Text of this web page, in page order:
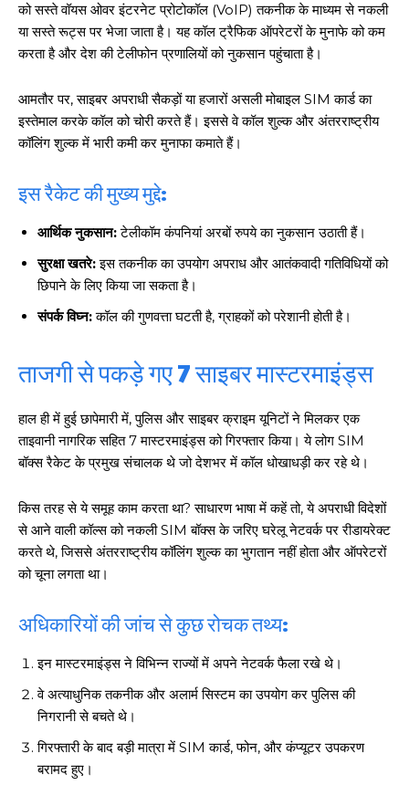
को सस्ते वॉयस ओवर इंटरनेट प्रोटोकॉल (VoIP) तकनीक के माध्यम से नकली
या सस्ते रूट्स पर भेजा जाता है। यह कॉल ट्रैफिक ऑपरेटरों के मुनाफे को कम
करता है और देश की टेलीफोन प्रणालियों को नुकसान पहुंचाता है।
आमतौर पर, साइबर अपराधी सैकड़ों या हजारों असली मोबाइल SIM कार्ड का
इस्तेमाल करके कॉल को चोरी करते हैं। इससे वे कॉल शुल्क और अंतरराष्ट्रीय
कॉलिंग शुल्क में भारी कमी कर मुनाफा कमाते हैं।
इस रैकेट की मुख्य मुद्दे:
आर्थिक नुकसान:टेलीकॉम कंपनियां अरबों रुपये का नुकसान उठाती हैं।
सुरक्षा खतरे:इस तकनीक का उपयोग अपराध और आतंकवादी गतिविधियों को
छिपाने के लिए किया जा सकता है।
संपर्क विघ्न:कॉल की गुणवत्ता घटती है, ग्राहकों को परेशानी होती है।
ताजगी से पकड़े गए 7 साइबर मास्टरमाइंड्स
हाल ही में हुई छापेमारी में, पुलिस और साइबर क्राइम यूनिटों ने मिलकर एक
ताइवानी नागरिक सहित 7 मास्टरमाइंड्स को गिरफ्तार किया। ये लोग SIM
बॉक्स रैकेट के प्रमुख संचालक थे जो देशभर में कॉल धोखाधड़ी कर रहे थे।
किस तरह से ये समूह काम करता था? साधारण भाषा में कहें तो, ये अपराधी विदेशों
से आने वाली कॉल्स को नकली SIM बॉक्स के जरिए घरेलू नेटवर्क पर रीडायरेक्ट
करते थे, जिससे अंतरराष्ट्रीय कॉलिंग शुल्क का भुगतान नहीं होता और ऑपरेटरों
को चूना लगता था।
अधिकारियों की जांच से कुछ रोचक तथ्य:
इन मास्टरमाइंड्स ने विभिन्न राज्यों में अपने नेटवर्क फैला रखे थे।
वे अत्याधुनिक तकनीक और अलार्म सिस्टम का उपयोग कर पुलिस की
निगरानी से बचते थे।
गिरफ्तारी के बाद बड़ी मात्रा में SIM कार्ड, फोन, और कंप्यूटर उपकरण
बरामद हुए।